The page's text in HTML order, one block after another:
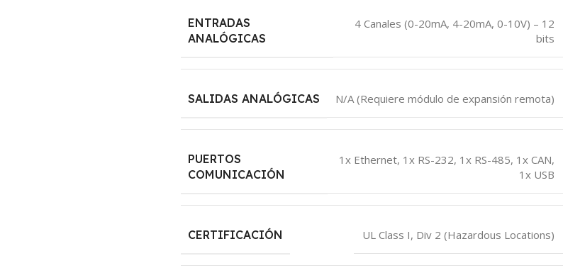
ENTRADAS
ANALÓGICAS
4 Canales (0-20mA, 4-20mA, 0-10V) – 12
bits
SALIDAS ANALÓGICAS N/A (Requiere módulo de expansión remota)
PUERTOS
COMUNICACIÓN
1x Ethernet, 1x RS-232, 1x RS-485, 1x CAN,
1x USB
CERTIFICACIÓN UL Class I, Div 2 (Hazardous Locations)